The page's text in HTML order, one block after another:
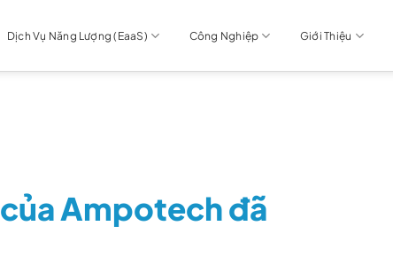
Dịch Vụ Năng Lượng (EaaS) Công Nghiệp Giới Thiệu
Ampotech đã